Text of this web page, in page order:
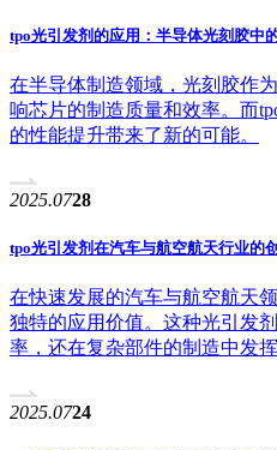
tpo光引发剂的应用：半导体光刻胶中
在半导体制造领域，光刻胶作
响芯片的制造质量和效率。而
的性能提升带来了新的可能。
2025.0728
tpo光引发剂在汽车与航空航天行业的
在快速发展的汽车与航空航天
独特的应用价值。这种光引发
率，还在复杂部件的制造中发挥
2025.0724